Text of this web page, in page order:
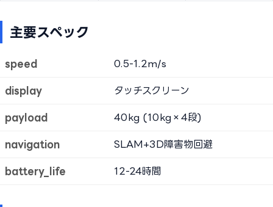
主要スペック
speed 0.5-1.2m/s
display タッチスクリーン
payload 40kg (10kg×4段)
navigation SLAM+3D障害物回避
battery_life 12-24時間